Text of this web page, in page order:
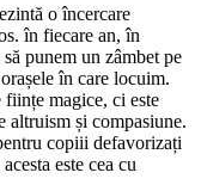
o încercare
în fiecare an, în
punem un zâmbet pe
în care locuim.
magice, ci este
altruism și compasiune.
copiii defavorizați
este cea cu